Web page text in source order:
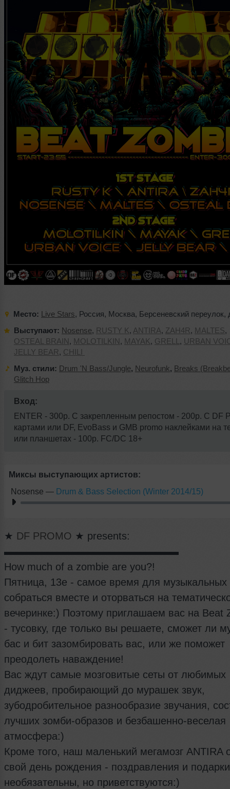
Место: Live Stars, Россия, Москва, Берсеневский переулок,
Выступают: Nosense, RUSTY K, ANTIRA, ZAH4R, MALTES,
OSTEAL BRAIN, MOLOTILKIN, MAYAK, GRELL , URBAN
JELLY BEAR, CHILI
Муз. стили: Drum 'N Bass/Jungle, Neurofunk, Breaks
Glitch Hop
Вход:
ENTER - 300р. C закрепленным репостом - 200р. С DF
картами или DF, EvoBass и GMB promo наклейками на
или планшетах - 100р. FC/DC 18+
Миксы выступающих артистов:
Nosense — Drum & Bass Selection (Winter 2014/15)
★ DF PROMO ★ presents:
▬▬▬▬▬▬▬▬▬▬▬▬▬▬▬▬▬
How much of a zombie are you?!
Пятница, 13е - самое время для музыкальных
собраться вместе и оторваться на
вечеринке:) Поэтому приглашаем вас на Beat
- тусовку, где только вы решаете, сможет ли
бас и бит зазомбировать вас, или же поможет
преодолеть наваждение!
Вас ждут самые мозговитые сеты от любимых
диджеев, пробирающий до мурашек звук,
зубодробительное разнообразие звучания,
лучших зомби-образов и безбашенно-веселая
атмосфера:)
Кроме того, наш маленький мегамозг ANTIRA
свой день рождения - поздравления и подарки
необязательны, но приветствуются:)